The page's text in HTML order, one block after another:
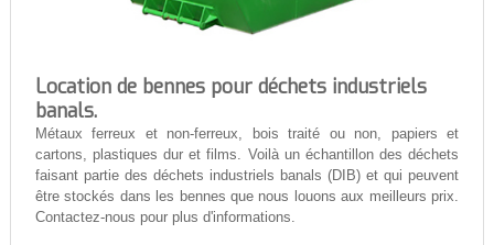
Location de bennes pour déchets industriels
banals.
Métaux ferreux et non-ferreux, bois traité ou non, papiers et
cartons, plastiques dur et films. Voilà un échantillon des déchets
faisant partie des déchets industriels banals (DIB) et qui peuvent
être stockés dans les bennes que nous louons aux meilleurs prix.
Contactez-nous pour plus d'informations.